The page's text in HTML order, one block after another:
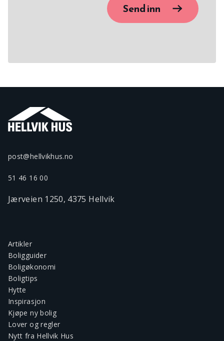
Send inn
post@hellvikhus.no
51 46 16 00
Jærveien 1250, 4375 Hellvik
Artikler
Boligguider
Boligøkonomi
Boligtips
Hytte
Inspirasjon
Kjøpe ny bolig
Lover og regler
Nytt fra Hellvik Hus